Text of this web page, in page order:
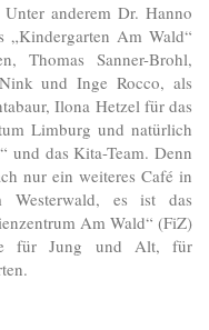
anderem Dr. Hanno
„Kindergarten Am Wald“
Thomas Sanner-Brohl,
und Inge Rocco, als
Ilona Hetzel für das
Limburg und natürlich
und das Kita-Team. Denn
nur ein weiteres Café in
Westerwald, es ist das
Am Wald“ (FiZ)
für Jung und Alt, für